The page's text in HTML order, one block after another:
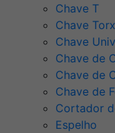
Chave T
Chave Torx
Chave
Chave de
Chave de
Chave de
Cortador
Espelho